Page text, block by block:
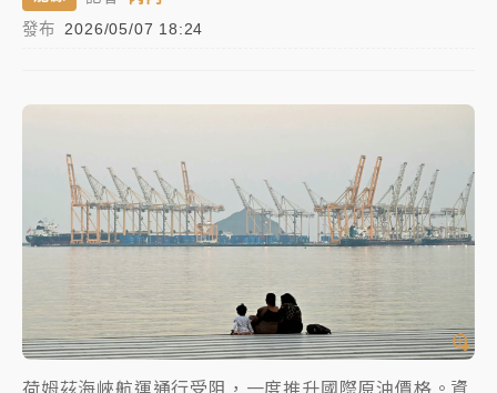
父親節泡湯了！中颱白海豚雨彈轟3天 「紅到發紫」降
雨熱區曝
女律師陳昱瑄詐慈濟10億！黃金158kg遭查扣畫面曝光
暑假過三周才推「E宿新北打卡趣」！抽獎程序複雜 觀
旅局回應了
中信慈善基金會想增加董事人數！辜仲諒向法院聲請遭
駁 理由曝光
故宮《龍藏經》特展第2檔！今線上預約開賣一度塞車
周六起展出延長至晚上7時
發布 2026/05/07 18:24
荷姆茲海峽航運通行受阻，一度推升國際原油價格。資